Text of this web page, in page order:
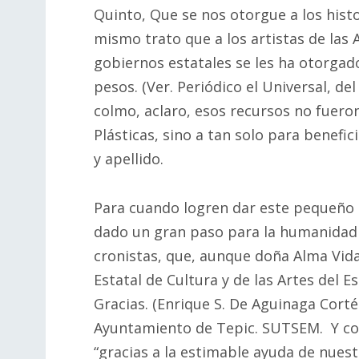
Quinto, Que se nos otorgue a los
mismo trato que a los artistas de las
gobiernos estatales se les ha
pesos. (Ver. Periódico el Universal,
colmo, aclaro, esos recursos no
Plásticas, sino a tan solo para
y apellido.
Para cuando logren dar este
dado un gran paso para la
cronistas, que, aunque doña Alma
Estatal de Cultura y de las Artes del
Gracias. (Enrique S. De Aguinaga
Ayuntamiento de Tepic. SUTSEM. Y
“gracias a la estimable ayuda de